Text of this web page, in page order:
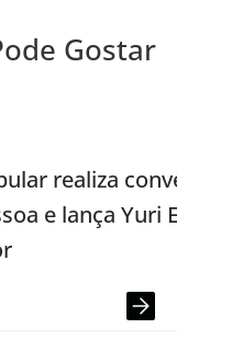
Gostar
convenção
Yuri Ezequiel